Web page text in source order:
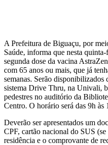
A Prefeitura de Biguaçu, por
Saúde, informa que nesta
segunda dose da vacina
com 65 anos ou mais, que já
semanas. Serão
sistema Drive Thru, na Univali,
pedestres no auditório da
Centro. O horário será das 9h às
Deverão ser apresentados um
CPF, cartão nacional do SUS
residência e o comprovante de